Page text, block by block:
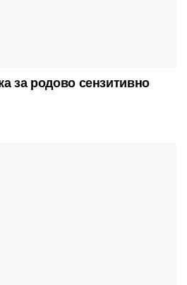
за родово сензитивно